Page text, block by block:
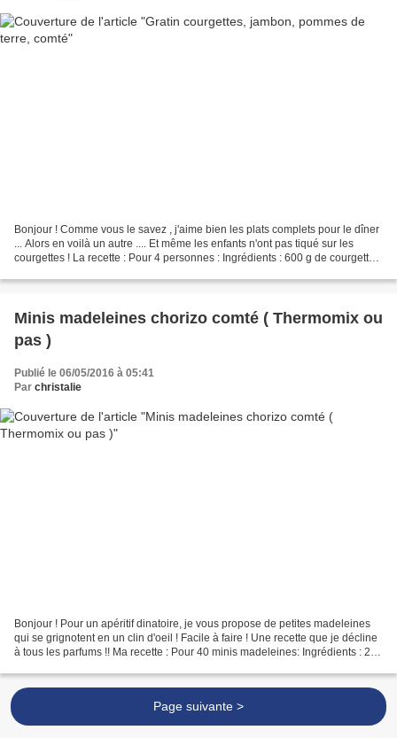
Bonjour ! Comme vous le savez , j'aime bien les plats complets pour le dîner
... Alors en voilà un autre .... Et même les enfants n'ont pas tiqué sur les
courgettes ! La recette : Pour 4 personnes : Ingrédients : 600 g de courgettes
Minis madeleines chorizo comté ( Thermomix ou
pas )
Publié le 06/05/2016 à 05:41
Par christalie
Bonjour ! Pour un apéritif dinatoire, je vous propose de petites madeleines
qui se grignotent en un clin d'oeil ! Facile à faire ! Une recette que je décline
à tous les parfums !! Ma recette : Pour 40 minis madeleines: Ingrédients : 2
Page suivante >